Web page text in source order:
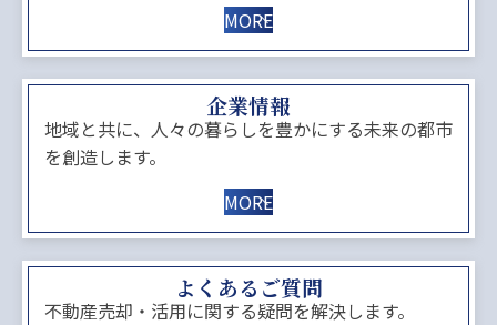
MORE
企業情報
地域と共に、人々の暮らしを豊かにする未来の都市
を創造します。
MORE
よくあるご質問
不動産売却・活用に関する疑問を解決します。